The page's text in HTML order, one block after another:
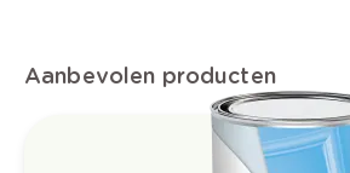
Aanbevolen producten